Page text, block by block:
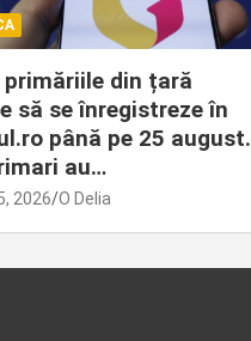
primăriile din țară
să se înregistreze în
până pe 25 august.
au…
2026 O Delia